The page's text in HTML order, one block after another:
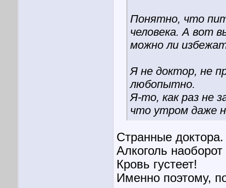
Понятно, что
человека. А вот
можно ли
Я не доктор, не
любопытно.
Я-то, как раз не
что утром даже
Странные доктора.
Алкоголь
Кровь густеет!
Именно поэтому,